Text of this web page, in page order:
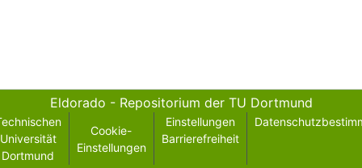
Eldorado - Repositorium der TU Dortmund
Universität
Dortmund
Cookie-
Einstellungen
Einstellungen
Barrierefreiheit